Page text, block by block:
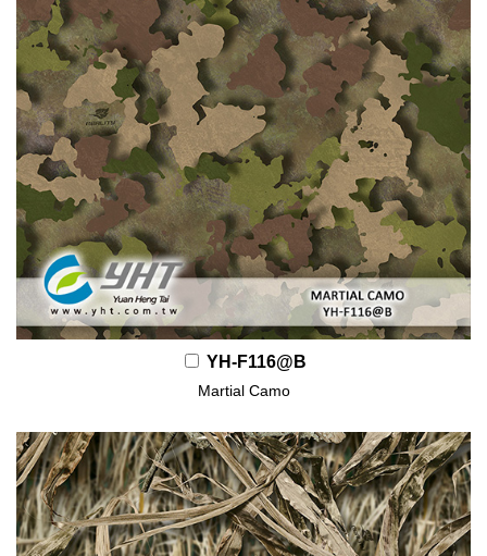
YH-F116@B
Martial Camo